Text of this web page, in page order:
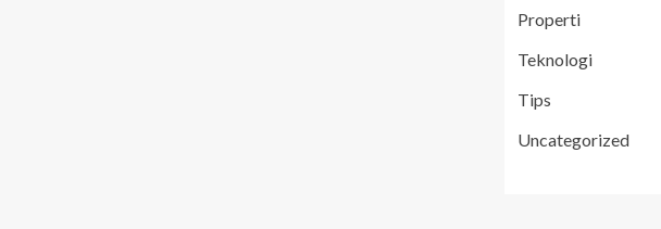
Properti
Teknologi
Tips
Uncategorized